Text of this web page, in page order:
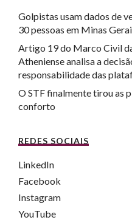
Golpistas usam dados de
30 pessoas em Minas
Artigo 19 do Marco Civil
Atheniense analisa a
responsabilidade das
O STF finalmente tirou as
conforto
REDES SOCIAIS
LinkedIn
Facebook
Instagram
YouTube